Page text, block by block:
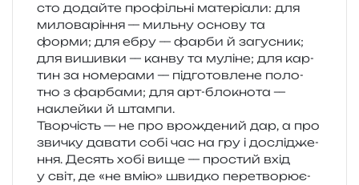
сто додай­те про­філь­ні мате­рі­а­ли: для
мило­ва­рі­н­ня — миль­ну осно­ву та
форми; для ебру — фарби й загу­сник;
для вишив­ки — канву та мулі­не; для кар­
тин за номе­ра­ми — під­го­тов­ле­не поло­
тно з фар­ба­ми; для арт-бло­кно­та —
наклей­ки й штампи.
Творчість — не про вро­жде­ний дар, а про
зви­чку дава­ти собі час на гру і дослі­дже­
н­ня. Десять хобі вище — про­стий вхід
у світ, де «не вмію» швид­ко пере­тво­рю­є­